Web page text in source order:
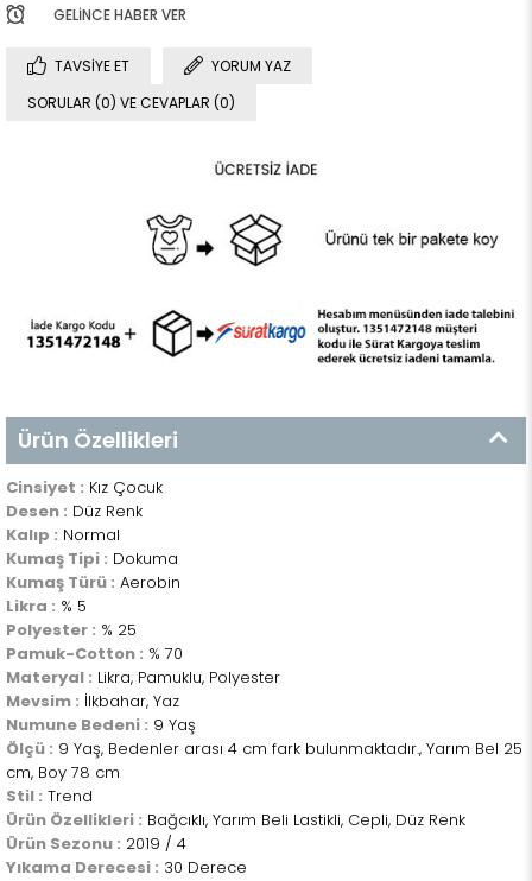
GELINCE HABER VER
TAVSIYE ET
YORUM YAZ
SORULAR (0) VE CEVAPLAR (0)
Ürün Özellikleri
Cinsiyet : Kız Çocuk
Desen : Düz Renk
Kalıp : Normal
Kumaş Tipi : Dokuma
Kumaş Türü : Aerobin
Likra : % 5
Polyester : % 25
Pamuk-Cotton : % 70
Materyal : Likra, Pamuklu, Polyester
Mevsim : İlkbahar, Yaz
Numune Bedeni : 9 Yaş
Ölçü : 9 Yaş, Bedenler arası 4 cm fark bulunmaktadır., Yarım Bel 25
cm, Boy 78 cm
Stil : Trend
Ürün Özellikleri : Bağcıklı, Yarım Beli Lastikli, Cepli, Düz Renk
Ürün Sezonu : 2019 / 4
Yıkama Derecesi : 30 Derece